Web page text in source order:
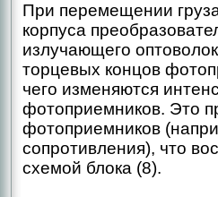
При перемещении
корпуса
излучающего
торцевых концов
чего изменяются
фотоприемников. Это
фотоприемников
сопротивления), что
схемой блока (8).